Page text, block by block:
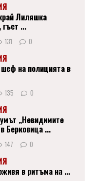
Лиляшка
...
131 0
на полицията в
135 0
„Невидимите
Берковица ...
147 0
в ритъма на ...